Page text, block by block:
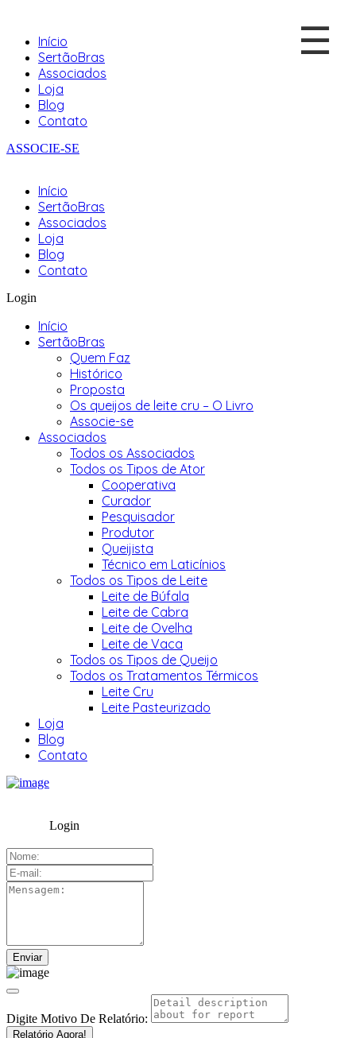
Início
SertãoBras
Associados
Loja
Blog
Contato
ASSOCIE-SE
Início
SertãoBras
Associados
Loja
Blog
Contato
☰
Login
Início
SertãoBras
Quem Faz
Histórico
Proposta
Os queijos de leite cru – O Livro
Associe-se
Associados
Todos os Associados
Todos os Tipos de Ator
Cooperativa
Curador
Pesquisador
Produtor
Queijista
Técnico em Laticínios
Todos os Tipos de Leite
Leite de Búfala
Leite de Cabra
Leite de Ovelha
Leite de Vaca
Todos os Tipos de Queijo
Todos os Tratamentos Térmicos
Leite Cru
Leite Pasteurizado
Loja
Blog
Contato
Login
Digite Motivo De Relatório:
Relatório Agora!